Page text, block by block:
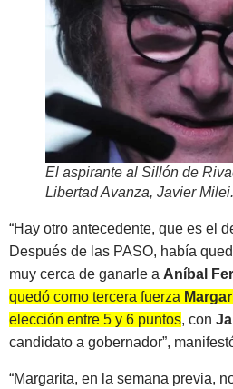
El aspirante al Sillón de
Libertad Avanza, Javier Milei.
“Hay otro antecedente, que es el
Después de las PASO, había
muy cerca de ganarle a Aníbal
quedó como tercera fuerza
elección entre 5 y 6 puntos, con
candidato a gobernador”,
“Margarita, en la semana previa,